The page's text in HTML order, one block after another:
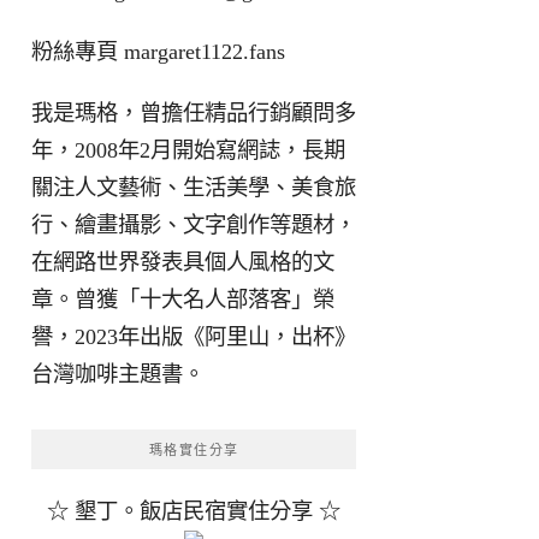
粉絲專頁 margaret1122.fans
我是瑪格，曾擔任精品行銷顧問多
年，2008年2月開始寫網誌，長期
關注人文藝術、生活美學、美食旅
行、繪畫攝影、文字創作等題材，
在網路世界發表具個人風格的文
章。曾獲「十大名人部落客」榮
譽，2023年出版《阿里山，出杯》
台灣咖啡主題書。
瑪格實住分享
☆ 墾丁。飯店民宿實住分享 ☆